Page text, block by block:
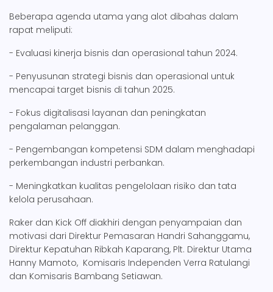
Beberapa agenda utama yang alot dibahas dalam
rapat meliputi:
- Evaluasi kinerja bisnis dan operasional tahun 2024.
- Penyusunan strategi bisnis dan operasional untuk
mencapai target bisnis di tahun 2025.
- Fokus digitalisasi layanan dan peningkatan
pengalaman pelanggan.
- Pengembangan kompetensi SDM dalam menghadapi
perkembangan industri perbankan.
- Meningkatkan kualitas pengelolaan risiko dan tata
kelola perusahaan.
Raker dan Kick Off diakhiri dengan penyampaian dan
motivasi dari Direktur Pemasaran Handri Sahanggamu,
Direktur Kepatuhan Ribkah Kaparang, Plt. Direktur Utama
Hanny Mamoto, Komisaris Independen Verra Ratulangi
dan Komisaris Bambang Setiawan.